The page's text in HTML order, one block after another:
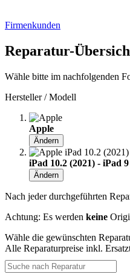
Firmenkunden
Reparatur-
Wähle bitte im nachfolgenden
Hersteller / Modell
Apple
Ändern
iPad 10.2 (2021) - iPad 9
Ändern
Nach jeder durchgeführten
Achtung: Es werden keine
Wähle die gewünschten
Alle Reparaturpreise inkl.